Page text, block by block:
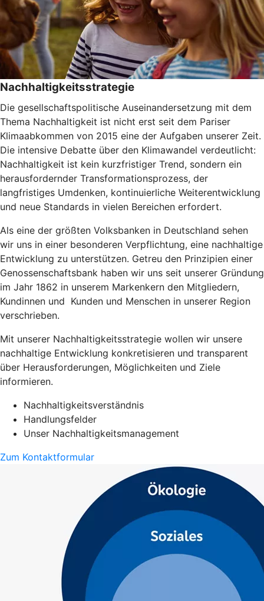
Nachhaltigkeitsstrategie
Die gesellschaftspolitische Auseinandersetzung mit dem
Thema Nachhaltigkeit ist nicht erst seit dem Pariser
Klimaabkommen von 2015 eine der Aufgaben unserer Zeit.
Die intensive Debatte über den Klimawandel verdeutlicht:
Nachhaltigkeit ist kein kurzfristiger Trend, sondern ein
herausfordernder Transformationsprozess, der
langfristiges Umdenken, kontinuierliche Weiterentwicklung
und neue Standards in vielen Bereichen erfordert.
Als eine der größten Volksbanken in Deutschland sehen
wir uns in einer besonderen Verpflichtung, eine nachhaltige
Entwicklung zu unterstützen. Getreu den Prinzipien einer
Genossenschaftsbank haben wir uns seit unserer Gründung
im Jahr 1862 in unserem Markenkern den Mitgliedern,
Kundinnen und Kunden und Menschen in unserer Region
verschrieben.
Mit unserer Nachhaltigkeitsstrategie wollen wir unsere
nachhaltige Entwicklung konkretisieren und transparent
über Herausforderungen, Möglichkeiten und Ziele
informieren.
Nachhaltigkeitsverständnis
Handlungsfelder
Unser Nachhaltigkeitsmanagement
Zum Kontaktformular